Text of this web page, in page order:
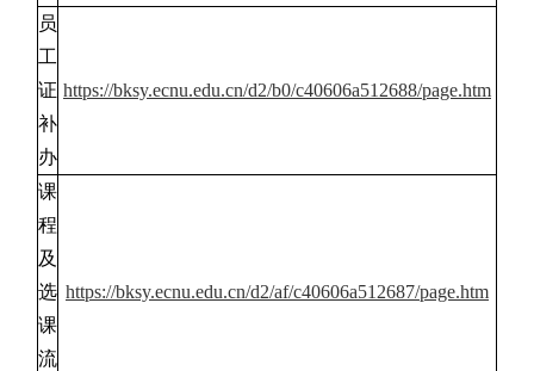
员
工
证
补
办
https://bksy.ecnu.edu.cn/d2/b0/c40606a512688/page.htm
课
程
及
选
课
流
https://bksy.ecnu.edu.cn/d2/af/c40606a512687/page.htm